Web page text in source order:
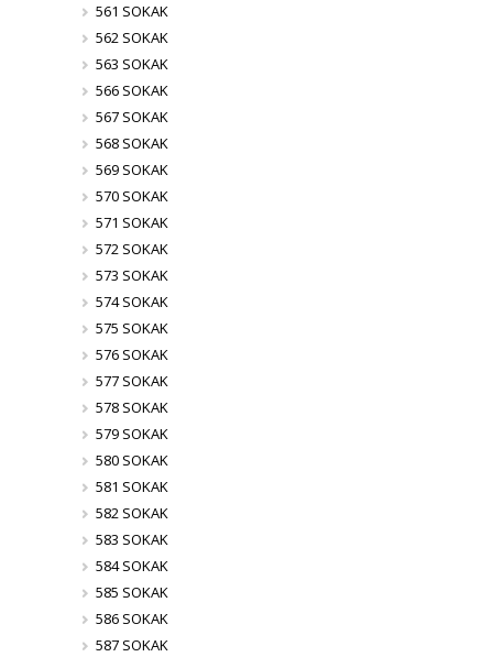
561 SOKAK
562 SOKAK
563 SOKAK
566 SOKAK
567 SOKAK
568 SOKAK
569 SOKAK
570 SOKAK
571 SOKAK
572 SOKAK
573 SOKAK
574 SOKAK
575 SOKAK
576 SOKAK
577 SOKAK
578 SOKAK
579 SOKAK
580 SOKAK
581 SOKAK
582 SOKAK
583 SOKAK
584 SOKAK
585 SOKAK
586 SOKAK
587 SOKAK